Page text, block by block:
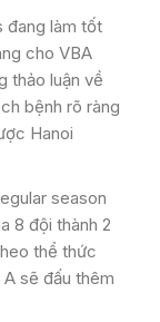
đang làm tốt
cho VBA
thảo luận về
bệnh rõ ràng
Hanoi
season
8 đội thành 2
thể thức
sẽ đấu thêm